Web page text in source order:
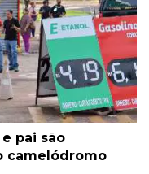
pai são
camelódromo